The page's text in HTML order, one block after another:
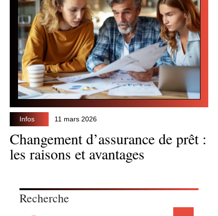
Infos 11 mars 2026
Changement d’assurance de prêt :
les raisons et avantages
Recherche